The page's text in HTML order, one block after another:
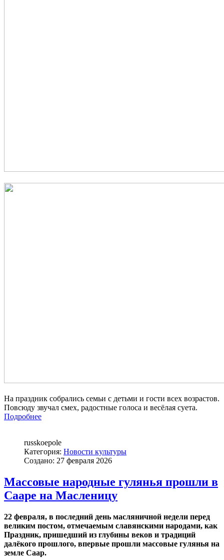
На праздник собрались семьи с детьми и гости всех возрастов.
Повсюду звучал смех, радостные голоса и весёлая суета.
Подробнее
russkoepole
Категория: Новости культуры
Создано: 27 февраля 2026
Массовые народные гулянья прошли в
Сааре на Масленицу
22 февраля, в последний день масляничной недели перед
великим постом, отмечаемым славянскими народами, как
Праздник, пришедший из глубины веков и традиций
далёкого прошлого, впервые прошли массовые гулянья на
земле Саар.